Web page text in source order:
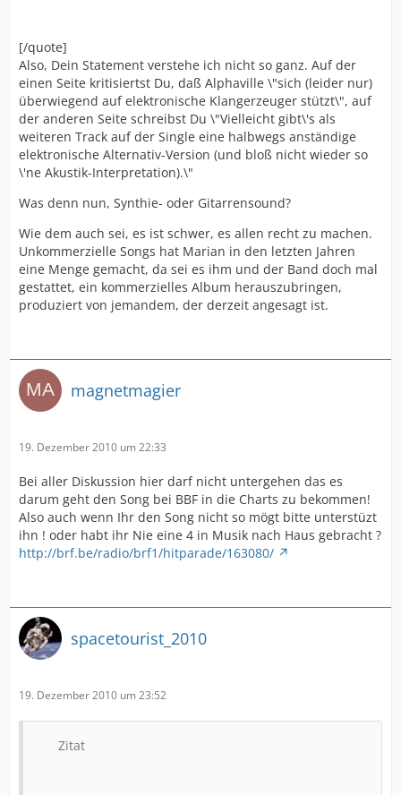
[/quote]
Also, Dein Statement verstehe ich nicht so ganz. Auf der
einen Seite kritisiertst Du, daß Alphaville \"sich (leider nur)
überwiegend auf elektronische Klangerzeuger stützt\", auf
der anderen Seite schreibst Du \"Vielleicht gibt\'s als
weiteren Track auf der Single eine halbwegs anständige
elektronische Alternativ-Version (und bloß nicht wieder so
\'ne Akustik-Interpretation).\"
Was denn nun, Synthie- oder Gitarrensound?
Wie dem auch sei, es ist schwer, es allen recht zu machen.
Unkommerzielle Songs hat Marian in den letzten Jahren
eine Menge gemacht, da sei es ihm und der Band doch mal
gestattet, ein kommerzielles Album herauszubringen,
produziert von jemandem, der derzeit angesagt ist.
magnetmagier
19. Dezember 2010 um 22:33
Bei aller Diskussion hier darf nicht untergehen das es
darum geht den Song bei BBF in die Charts zu bekommen!
Also auch wenn Ihr den Song nicht so mögt bitte unterstüzt
ihn ! oder habt ihr Nie eine 4 in Musik nach Haus gebracht ?
http://brf.be/radio/brf1/hitparade/163080/
spacetourist_2010
19. Dezember 2010 um 23:52
Zitat